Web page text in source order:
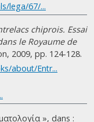
lega/67/...
chiprois. Essai
le Royaume de
2009, pp. 124-128.
about/Entr...
», dans :